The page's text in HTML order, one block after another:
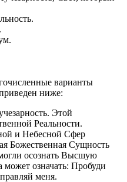
варианты
ниже:
Этой
Реальности.
и Небесной Сфер
Божественная Сущность
осознать Высшую
может означать: Пробуди
меня.